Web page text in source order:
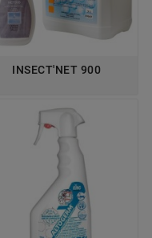
INSECT'NET 900